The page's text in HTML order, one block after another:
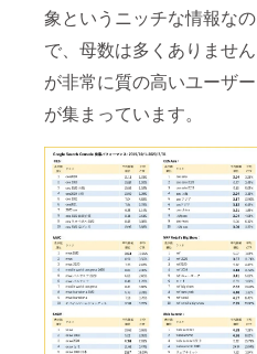
象というニッチな情報なの
で、母数は多くありません
が非常に質の高いユーザー
が集まっています。